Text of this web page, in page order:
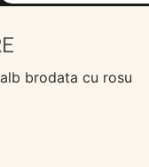
brodata cu rosu